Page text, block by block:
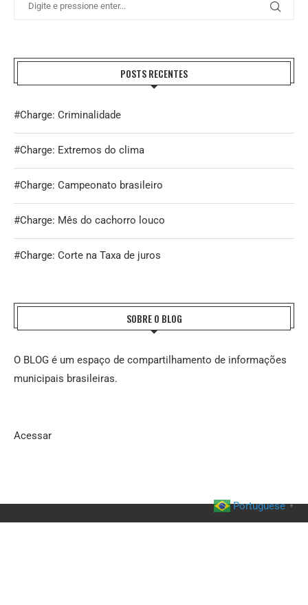
POSTS RECENTES
#Charge: Criminalidade
#Charge: Extremos do clima
#Charge: Campeonato brasileiro
#Charge: Mês do cachorro louco
#Charge: Corte na Taxa de juros
SOBRE O BLOG
O BLOG é um espaço de compartilhamento de informações
municipais brasileiras.
Acessar
Portuguese ▼